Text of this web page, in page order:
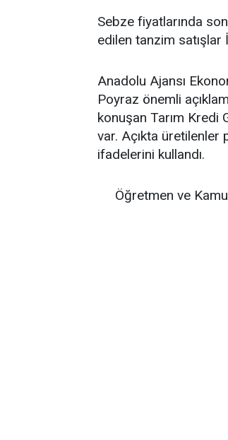
Sebze fiyatlarında
edilen tanzim satışlar
Anadolu Ajansı
Poyraz önemli
konuşan Tarım Kredi
var. Açıkta
ifadelerini kullandı.
Öğretmen ve